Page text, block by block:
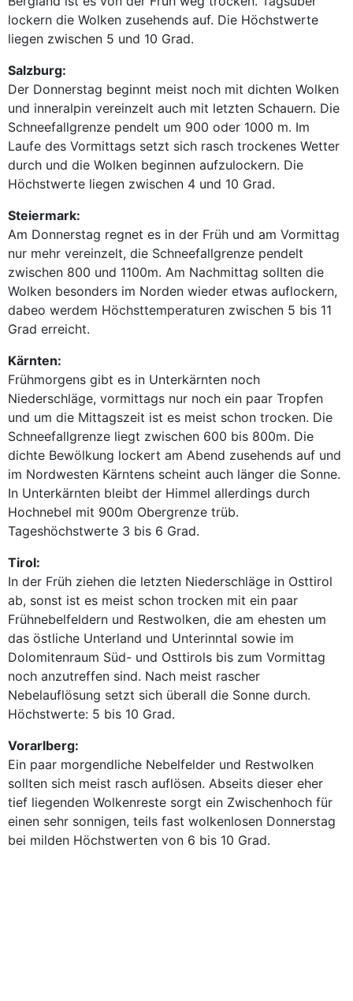
lockern die Wolken zusehends auf. Die Höchstwerte
liegen zwischen 5 und 10 Grad.
Salzburg:
Der Donnerstag beginnt meist noch mit dichten Wolken
und inneralpin vereinzelt auch mit letzten Schauern. Die
Schneefallgrenze pendelt um 900 oder 1000 m. Im
Laufe des Vormittags setzt sich rasch trockenes Wetter
durch und die Wolken beginnen aufzulockern. Die
Höchstwerte liegen zwischen 4 und 10 Grad.
Steiermark:
Am Donnerstag regnet es in der Früh und am Vormittag
nur mehr vereinzelt, die Schneefallgrenze pendelt
zwischen 800 und 1100m. Am Nachmittag sollten die
Wolken besonders im Norden wieder etwas auflockern,
dabeo werdem Höchsttemperaturen zwischen 5 bis 11
Grad erreicht.
Kärnten:
Frühmorgens gibt es in Unterkärnten noch
Niederschläge, vormittags nur noch ein paar Tropfen
und um die Mittagszeit ist es meist schon trocken. Die
Schneefallgrenze liegt zwischen 600 bis 800m. Die
dichte Bewölkung lockert am Abend zusehends auf und
im Nordwesten Kärntens scheint auch länger die Sonne.
In Unterkärnten bleibt der Himmel allerdings durch
Hochnebel mit 900m Obergrenze trüb.
Tageshöchstwerte 3 bis 6 Grad.
Tirol:
In der Früh ziehen die letzten Niederschläge in Osttirol
ab, sonst ist es meist schon trocken mit ein paar
Frühnebelfeldern und Restwolken, die am ehesten um
das östliche Unterland und Unterinntal sowie im
Dolomitenraum Süd- und Osttirols bis zum Vormittag
noch anzutreffen sind. Nach meist rascher
Nebelauflösung setzt sich überall die Sonne durch.
Höchstwerte: 5 bis 10 Grad.
Vorarlberg:
Ein paar morgendliche Nebelfelder und Restwolken
sollten sich meist rasch auflösen. Abseits dieser eher
tief liegenden Wolkenreste sorgt ein Zwischenhoch für
einen sehr sonnigen, teils fast wolkenlosen Donnerstag
bei milden Höchstwerten von 6 bis 10 Grad.